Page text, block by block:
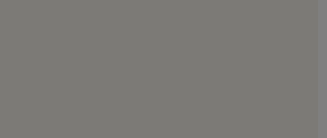
in Savannah